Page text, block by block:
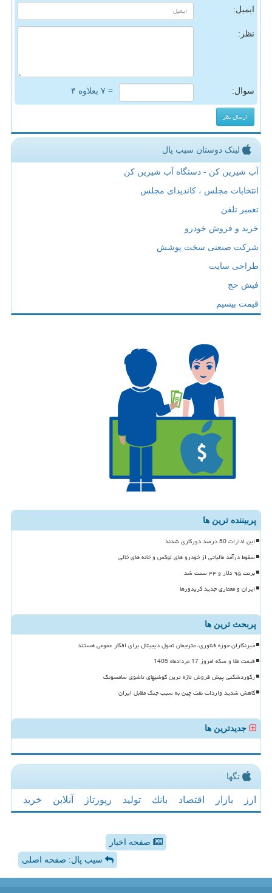
ایمیل:
نظر:
سوال: = ۷ بعلاوه ۴
لینک دوستان سیب پال
آب شیرین کن - دستگاه آب شیرین کن
انتخابات مجلس ، کاندیدای مجلس
تعمیر تلفن
خرید و فروش خودرو
شرکت صنعتی سخت پوشش
طراحی سایت
فیش حج
قیمت بیسیم
پربیننده ترین ها
این ادارات 50 درصد دورکاری شدند
سقوط درآمد مالیاتی از خودرو های لوکس و خانه های خالی
برنت ۹۵ دلار و ۴۴ سنت شد
ایران و معماری جدید کریدورها
پربحث ترین ها
خبرنگاران حوزه فناوری، مترجمان تحول دیجیتال برای افکار عمومی هستند
قیمت طلا و سکه امروز 17 مردادماه 1405
رکوردشکنی پیش فروش تازه ترین گوشیهای تاشوی سامسونگ
کاهش شدید واردات نفت چین به سبب جنگ مقابل ایران
جدیدترین ها
تگها
ارز بازار اقتصاد بانك تولید رپورتاژ آنلاین خرید
صفحه اخبار
سیب پال: صفحه اصلی